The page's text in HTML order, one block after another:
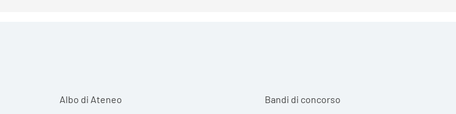
Albo di Ateneo
Bandi di concorso